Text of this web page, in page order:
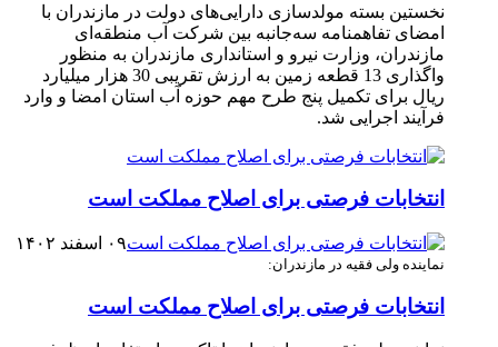
نخستین بسته مولدسازی دارایی‌های دولت در مازندران با
امضای تفاهمنامه سه‌جانبه بین شرکت آب منطقه‌ای
مازندران، وزارت نیرو و استانداری مازندران به منظور
واگذاری 13 قطعه زمین به ارزش تقریبی 30 هزار میلیارد
ریال برای تکمیل پنج طرح مهم حوزه آب استان امضا و وارد
فرآیند اجرایی شد. ‎
انتخابات فرصتی برای اصلاح مملکت است
۰۹ اسفند ۱۴۰۲
نماینده ولی فقیه در مازندران:
انتخابات فرصتی برای اصلاح مملکت است